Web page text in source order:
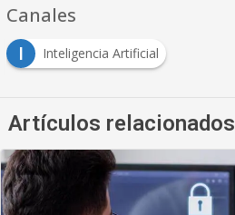
Canales
I
Inteligencia Artificial
Artículos relacionados